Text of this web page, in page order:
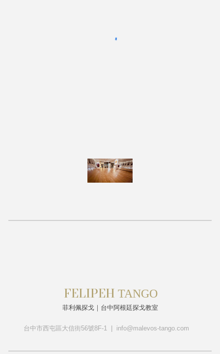
FELIPEH TANGO
菲利佩探戈｜台中阿根廷探戈教室
台中市西屯區大信街56號8F-1 | info@malevos-tango.com